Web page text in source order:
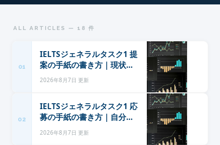
ALL ARTICLES — 18 件
01
IELTSジェネラルタスク1 提
案の手紙の書き方｜現状・
提案・効果の順で書く型と
2026年8月7日 更新
02
IELTSジェネラルタスク1 応
募の手紙の書き方｜自分を
売り込む順番と初級から使
える定型表現
2026年8月7日 更新